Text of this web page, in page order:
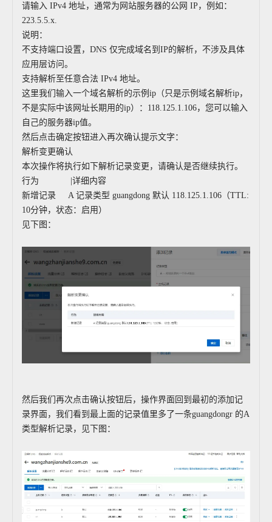
请输入 IPv4 地址，通常为网站服务器的公网 IP，例如：
223.5.5.x.
说明：
不支持端口设置，DNS 仅完成域名到IP的解析，不涉及具体
应用层访问。
支持解析至任意合法 IPv4 地址。
这里我们输入一个域名解析的示例ip（只是示例域名解析ip，
不是实际中该网址长期用的ip）：118.125.1.106，您可以输入
自己的服务器ip值。
然后点击确定按钮进入再次确认提示文字：
解析变更确认
本次操作将执行如下解析记录变更，请确认是否继续执行。
行为 |详细内容
新增记录 A 记录类型 guangdong 默认 118.125.1.106 （TTL:
10分钟，状态：启用）
见下图：
然后我们再次点击确认按钮后，操作界面回到最初的添加记
录界面，我们看到最上面的记录值里多了一条guangdongr 的A
类型解析记录，见下图：